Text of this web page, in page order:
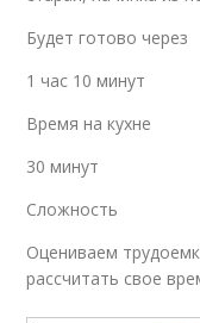
Будет готово через
1 час 10 минут
Время на кухне
30 минут
Сложность
Оцениваем
рассчитать свое